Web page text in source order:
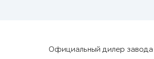
Официальный дилер